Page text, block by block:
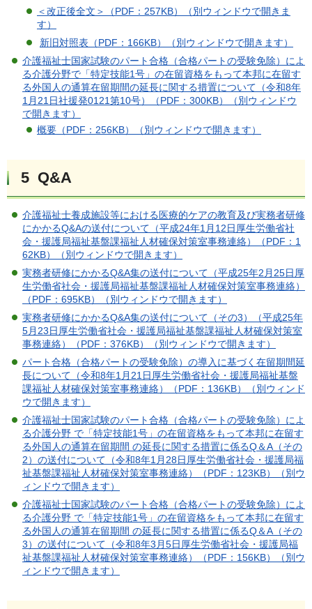
＜改正後全文＞（PDF：257KB）（別ウィンドウで開きま
す）
新旧対照表（PDF：166KB）（別ウィンドウで開きます）
介護福祉士国家試験のパート合格（合格パートの受験免除）によ
る介護分野で「特定技能1号」の在留資格をもって本邦に在留す
る外国人の通算在留期間の延長に関する措置について（令和8年
1月21日社援発0121第10号）（PDF：300KB）（別ウィンドウ
で開きます）
概要（PDF：256KB）（別ウィンドウで開きます）
5 Q&A
介護福祉士養成施設等における医療的ケアの教育及び実務者研修
にかかるQ&Aの送付について（平成24年1月12日厚生労働省社
会・援護局福祉基盤課福祉人材確保対策室事務連絡）（PDF：1
62KB）（別ウィンドウで開きます）
実務者研修にかかるQ&A集の送付について（平成25年2月25日厚
生労働省社会・援護局福祉基盤課福祉人材確保対策室事務連絡）
（PDF：695KB）（別ウィンドウで開きます）
実務者研修にかかるQ&A集の送付について（その3）（平成25年
5月23日厚生労働省社会・援護局福祉基盤課福祉人材確保対策室
事務連絡）（PDF：376KB）（別ウィンドウで開きます）
パート合格（合格パートの受験免除）の導入に基づく在留期間延
長について（令和8年1月21日厚生労働省社会・援護局福祉基盤
課福祉人材確保対策室事務連絡）（PDF：136KB）（別ウィンド
ウで開きます）
介護福祉士国家試験のパート合格（合格パートの受験免除）によ
る介護分野 で「特定技能1号」の在留資格をもって本邦に在留す
る外国人の通算在留期間 の延長に関する措置に係るQ＆A（その
2）の送付について（令和8年1月28日厚生労働省社会・援護局福
祉基盤課福祉人材確保対策室事務連絡）（PDF：123KB）（別ウ
ィンドウで開きます）
介護福祉士国家試験のパート合格（合格パートの受験免除）によ
る介護分野 で「特定技能1号」の在留資格をもって本邦に在留す
る外国人の通算在留期間 の延長に関する措置に係るQ＆A（その
3）の送付について（令和8年3月5日厚生労働省社会・援護局福
祉基盤課福祉人材確保対策室事務連絡）（PDF：156KB）（別ウ
ィンドウで開きます）